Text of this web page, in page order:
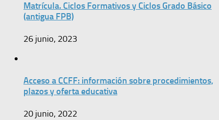
Matrícula. Ciclos Formativos y Ciclos Grado Básico
(antigua FPB)
26 junio, 2023
Acceso a CCFF: información sobre procedimientos,
plazos y oferta educativa
20 junio, 2022